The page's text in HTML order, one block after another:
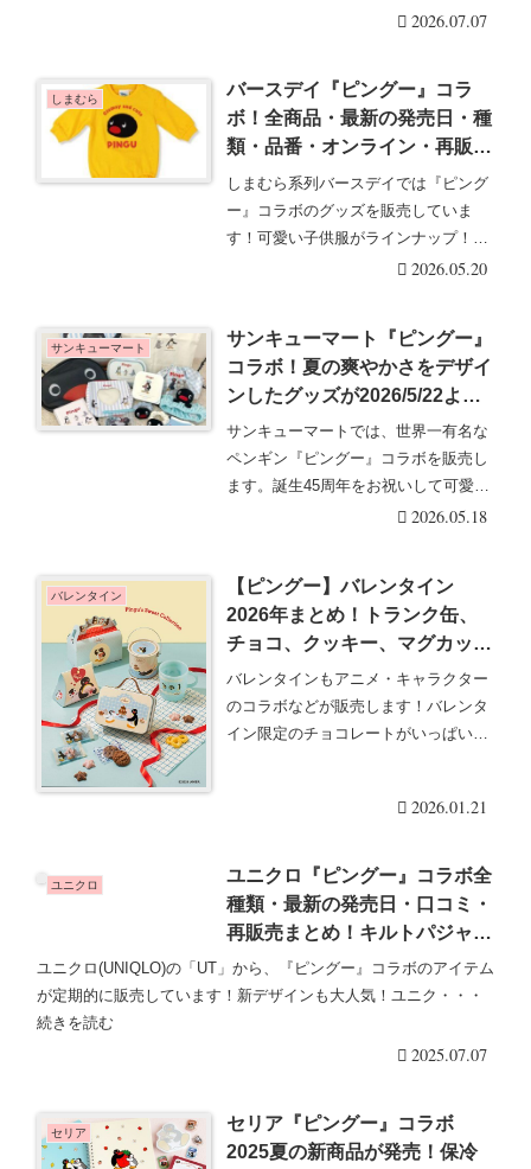
です！シャンブ・・・続きを読む
2026.07.07
しまむら
バースデイ『ピングー』コラ
ボ！全商品・最新の発売日・種
類・品番・オンライン・再販ま
とめ！取扱店はどこ？ラッシュ
ガード、ハーフパンツのスイム
ウェアが2026/5/20より新発
しまむら系列バースデイでは『ピング
ー』コラボのグッズを販売していま
す！可愛い子供服がラインナップ！バ
ースデイ『ピングー』・・・続きを読
2026.05.20
サンキューマート
サンキューマート『ピングー』
コラボ！夏の爽やかさをデザイ
ンしたグッズが2026/5/22より
新発売！
サンキューマートでは、世界一有名な
ペンギン『ピングー』コラボを販売し
ます。誕生45周年をお祝いして可愛い
雑貨アイテムが充・・・続きを読む
2026.05.18
バレンタイン
【ピングー】バレンタイン
2026年まとめ！トランク缶、
チョコ、クッキー、マグカップ
なども！販売店舗はどこ？オン
ライン通販も！種類・発売日・
評判・口コミ！
バレンタインもアニメ・キャラクター
のコラボなどが販売します！バレンタ
イン限定のチョコレートがいっぱいで
2026.01.21
ユニクロ
ユニクロ『ピングー』コラボ全
種類・最新の発売日・口コミ・
再販売まとめ！キルトパジャマ
が2025年9月より新発売！
ユニクロ(UNIQLO)の「UT」から、『ピングー』コラボのアイテム
が定期的に販売しています！新デザインも大人気！ユニク・・・
続きを読む
2025.07.07
セリア
セリア『ピングー』コラボ
2025夏の新商品が発売！保冷